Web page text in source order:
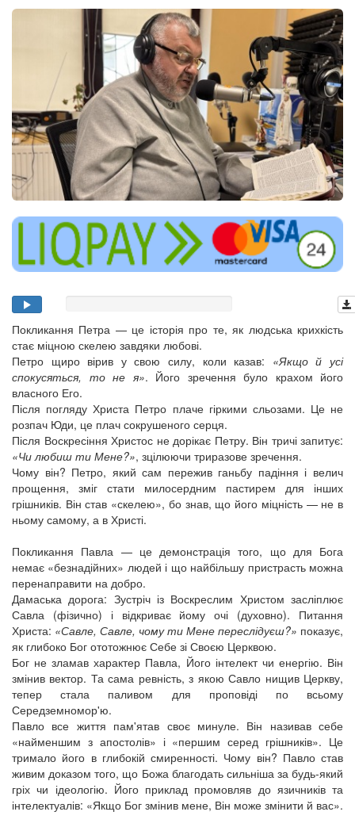
Покликання Петра — це історія про те, як людська крихкість
стає міцною скелею завдяки любові.
Петро щиро вірив у свою силу, коли казав: «Якщо й усі
спокусяться, то не я». Його зречення було крахом його
власного Его.
Після погляду Христа Петро плаче гіркими сльозами. Це не
розпач Юди, це плач сокрушеного серця.
Після Воскресіння Христос не дорікає Петру. Він тричі запитує:
«Чи любиш ти Мене?», зцілюючи триразове зречення.
Чому він? Петро, який сам пережив ганьбу падіння і велич
прощення, зміг стати милосердним пастирем для інших
грішників. Він став «скелею», бо знав, що його міцність — не в
ньому самому, а в Христі.
Покликання Павла — це демонстрація того, що для Бога
немає «безнадійних» людей і що найбільшу пристрасть можна
перенаправити на добро.
Дамаська дорога: Зустріч із Воскреслим Христом засліплює
Савла (фізично) і відкриває йому очі (духовно). Питання
Христа: «Савле, Савле, чому ти Мене переслідуєш?» показує,
як глибоко Бог ототожнює Себе зі Своєю Церквою.
Бог не зламав характер Павла, Його інтелект чи енергію. Він
змінив вектор. Та сама ревність, з якою Савло нищив Церкву,
тепер стала паливом для проповіді по всьому
Середземномор'ю.
Павло все життя пам'ятав своє минуле. Він називав себе
«найменшим з апостолів» і «першим серед грішників». Це
тримало його в глибокій смиренності. Чому він? Павло став
живим доказом того, що Божа благодать сильніша за будь-який
гріх чи ідеологію. Його приклад промовляв до язичників та
інтелектуалів: «Якщо Бог змінив мене, Він може змінити й вас».